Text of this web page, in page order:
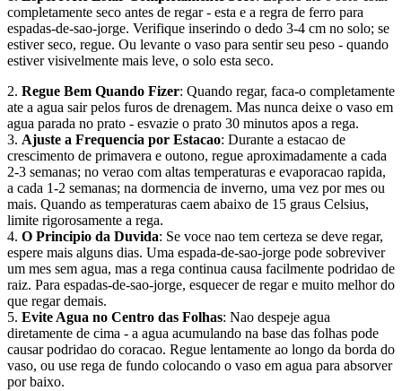
completamente seco antes de regar - esta e a regra de ferro para
espadas-de-sao-jorge. Verifique inserindo o dedo 3-4 cm no solo; se
estiver seco, regue. Ou levante o vaso para sentir seu peso - quando
estiver visivelmente mais leve, o solo esta seco.
2. Regue Bem Quando Fizer: Quando regar, faca-o completamente
ate a agua sair pelos furos de drenagem. Mas nunca deixe o vaso em
agua parada no prato - esvazie o prato 30 minutos apos a rega.
3. Ajuste a Frequencia por Estacao: Durante a estacao de
crescimento de primavera e outono, regue aproximadamente a cada
2-3 semanas; no verao com altas temperaturas e evaporacao rapida,
a cada 1-2 semanas; na dormencia de inverno, uma vez por mes ou
mais. Quando as temperaturas caem abaixo de 15 graus Celsius,
limite rigorosamente a rega.
4. O Principio da Duvida: Se voce nao tem certeza se deve regar,
espere mais alguns dias. Uma espada-de-sao-jorge pode sobreviver
um mes sem agua, mas a rega continua causa facilmente podridao de
raiz. Para espadas-de-sao-jorge, esquecer de regar e muito melhor do
que regar demais.
5. Evite Agua no Centro das Folhas: Nao despeje agua
diretamente de cima - a agua acumulando na base das folhas pode
causar podridao do coracao. Regue lentamente ao longo da borda do
vaso, ou use rega de fundo colocando o vaso em agua para absorver
por baixo.